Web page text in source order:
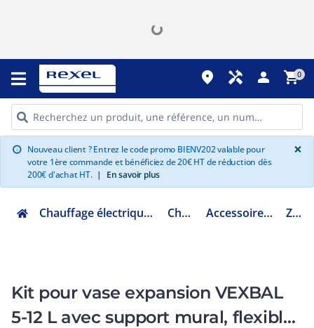
place handyman person shopping_cart0
info Nouveau client ? Entrez le code promo BIENV202 valable pour
votre 1ère commande et bénéficiez de 20€ HT de réduction dès
200€ d'achat HT. | En savoir plus
×
Chauffage électrique climatisation ventilation Chauffe eau Accessoires de chauffe-eau ZKVEX
Kit pour vase expansion VEXBAL
5-12 L avec support mural, flexible,